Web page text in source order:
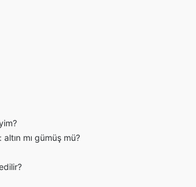
mı gümüş mü?